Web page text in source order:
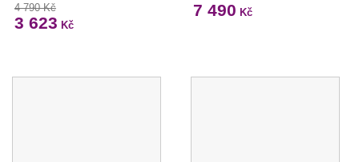
4 790 Kč
3 623 Kč
7 490 Kč